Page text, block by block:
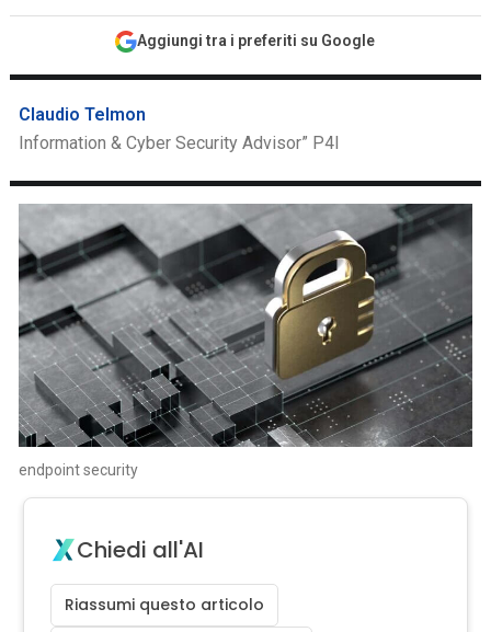
Aggiungi tra i preferiti su Google
Claudio Telmon
Information & Cyber Security Advisor” P4I
endpoint security
Chiedi all'AI
Riassumi questo articolo